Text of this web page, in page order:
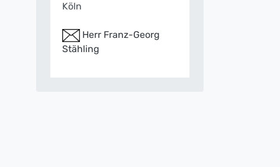
Köln
Herr Franz-Georg
Stähling